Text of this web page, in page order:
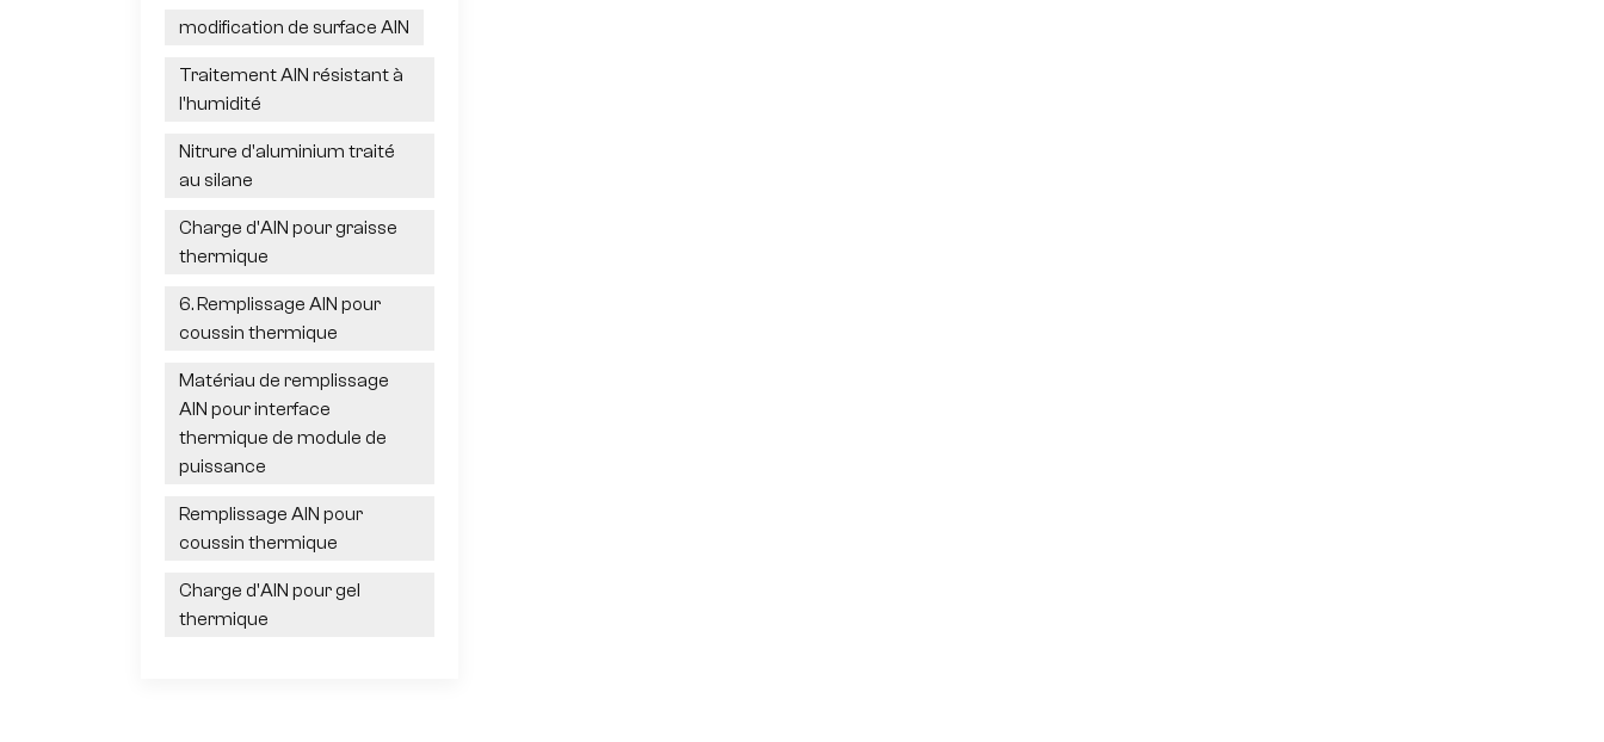
modification de surface AlN
Traitement AlN résistant à
l'humidité
Nitrure d'aluminium traité
au silane
Charge d'AlN pour graisse
thermique
6. Remplissage AlN pour
coussin thermique
Matériau de remplissage
AlN pour interface
thermique de module de
puissance
Remplissage AlN pour
coussin thermique
Charge d'AlN pour gel
thermique